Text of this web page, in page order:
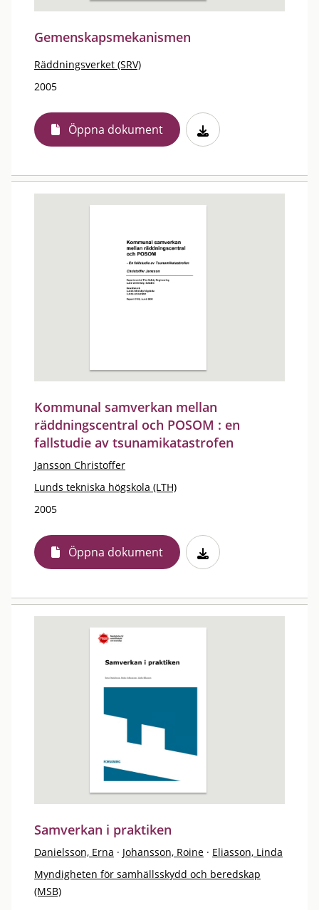
Gemenskapsmekanismen
Räddningsverket (SRV)
2005
Öppna dokument
Kommunal samverkan mellan
räddningscentral och POSOM : en
fallstudie av tsunamikatastrofen
Jansson Christoffer
Lunds tekniska högskola (LTH)
2005
Öppna dokument
Samverkan i praktiken
Danielsson, Erna · Johansson, Roine · Eliasson, Linda
Myndigheten för samhällsskydd och beredskap
(MSB)